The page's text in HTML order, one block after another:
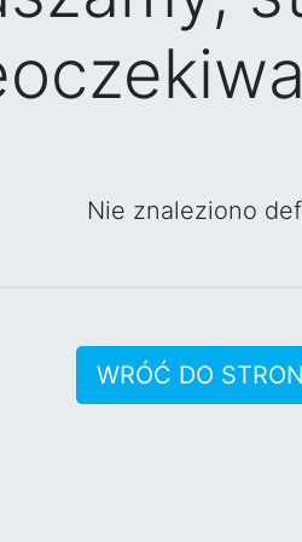
Nie znaleziono
WRÓĆ DO